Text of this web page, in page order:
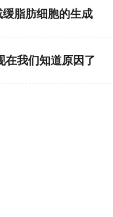
脂肪细胞的生成
在我们知道原因了